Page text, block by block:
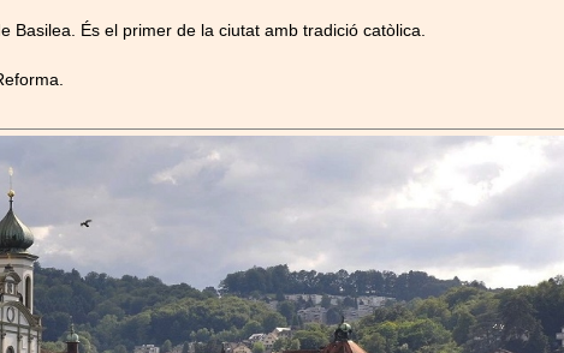
És el primer de la ciutat amb tradició catòlica.